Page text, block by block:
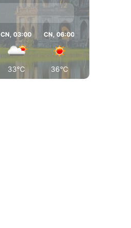
CN, 03:00
33°C
CN, 06:00
36°C